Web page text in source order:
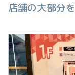
店舗の大部分